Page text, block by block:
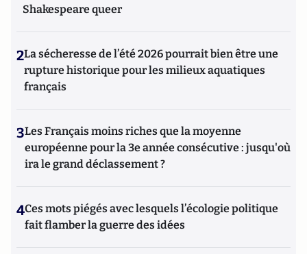
Shakespeare queer
2La sécheresse de l’été 2026 pourrait bien être une
rupture historique pour les milieux aquatiques
français
3Les Français moins riches que la moyenne
européenne pour la 3e année consécutive : jusqu'où
ira le grand déclassement ?
4Ces mots piégés avec lesquels l’écologie politique
fait flamber la guerre des idées